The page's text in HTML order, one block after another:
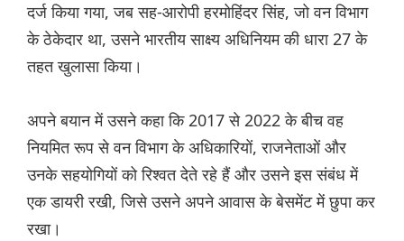
दर्ज किया गया, जब सह-आरोपी हरमोहिंदर सिंह, जो वन विभाग
के ठेकेदार था, उसने भारतीय साक्ष्य अधिनियम की धारा 27 के
तहत खुलासा किया।
अपने बयान में उसने कहा कि 2017 से 2022 के बीच वह
नियमित रूप से वन विभाग के अधिकारियों, राजनेताओं और
उनके सहयोगियों को रिश्वत देते रहे हैं और उसने इस संबंध में
एक डायरी रखी, जिसे उसने अपने आवास के बेसमेंट में छुपा कर
रखा।